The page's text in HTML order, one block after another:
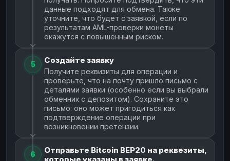
данные подходят для обмена. Также
уточните, что будет с заявкой, если по
результатам AML-проверки монеты
окажутся с повышенным риском.
5 Создайте заявку
Получите реквизиты для операции и
проверьте, что на почту пришло письмо с
деталями заявки (особенно если вы выбрали
обменник с депозитом). Сохраните это
письмо: оно может пригодиться как
подтверждение операции при
возникновении претензии.
6
Отправьте Bitcoin BEP20 на реквезиты,
которые указаны в заявке.